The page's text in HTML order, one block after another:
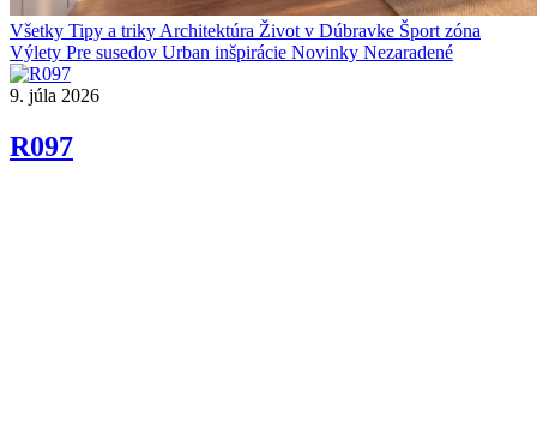
Všetky Tipy a triky Architektúra Život v Dúbravke Šport zóna
Výlety Pre susedov Urban inšpirácie Novinky Nezaradené
9. júla 2026
R097